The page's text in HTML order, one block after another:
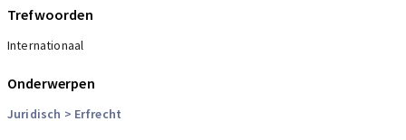
Trefwoorden
Internationaal
Onderwerpen
Juridisch > Erfrecht